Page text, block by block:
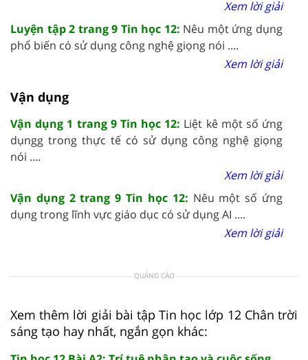
Xem lời giải
Luyện tập 2 trang 9 Tin học 12: Nêu một ứng dụng
phổ biến có sử dụng công nghệ giọng nói ....
Xem lời giải
Vận dụng
Vận dụng 1 trang 9 Tin học 12: Liệt kê một số ứng
dụngg trong thực tế có sử dụng công nghệ giọng
nói ....
Xem lời giải
Vận dụng 2 trang 9 Tin học 12: Nêu một số ứng
dụng trong lĩnh vực giáo dục có sử dụng AI ....
Xem lời giải
QUẢNG CÁO
Xem thêm lời giải bài tập Tin học lớp 12 Chân trời
sáng tạo hay nhất, ngắn gọn khác: